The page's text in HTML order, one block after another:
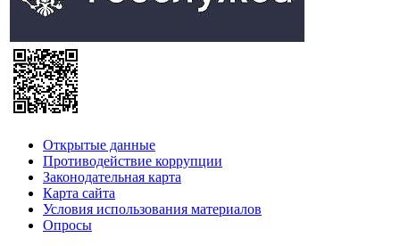
Открытые данные
Противодействие коррупции
Законодательная карта
Карта сайта
Условия использования материалов
Опросы